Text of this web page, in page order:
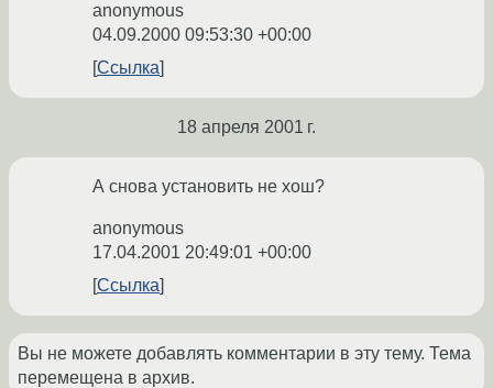
anonymous
04.09.2000 09:53:30 +00:00
Ссылка
18 апреля 2001 г.
А снова установить не хош?
anonymous
17.04.2001 20:49:01 +00:00
Ссылка
Вы не можете добавлять комментарии в эту тему. Тема
перемещена в архив.